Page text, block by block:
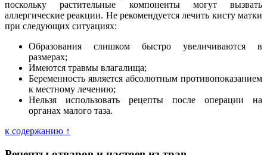
поскольку растительные компоненты могут вызвать
аллергические реакции. Не рекомендуется лечить кисту матки
при следующих ситуациях:
Образования слишком быстро увеличиваются в
размерах;
Имеются травмы влагалища;
Беременность является абсолютным противопоказанием
к местному лечению;
Нельзя использовать рецепты после операции на
органах малого таза.
к содержанию ↑